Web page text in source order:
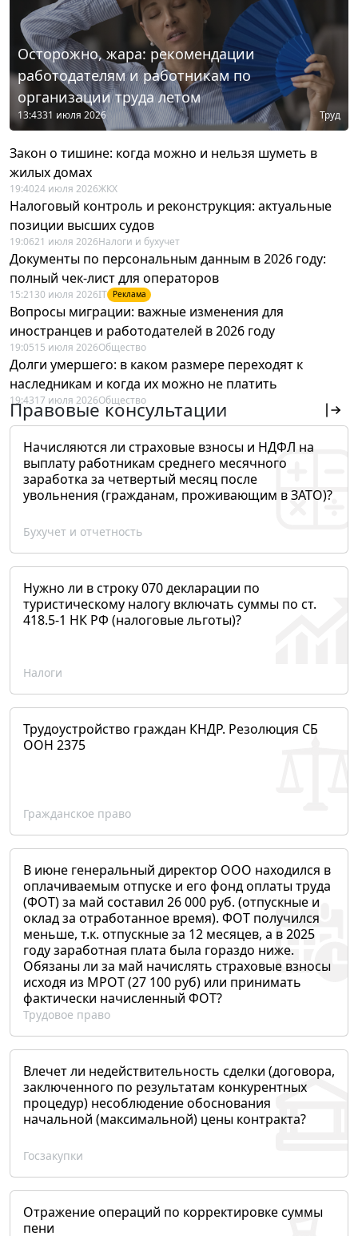
Осторожно, жара: рекомендации
работодателям и работникам по
организации труда летом
13:4331 июля 2026 Труд
Закон о тишине: когда можно и нельзя шуметь в
жилых домах
19:4024 июля 2026ЖКХ
Налоговый контроль и реконструкция: актуальные
позиции высших судов
19:0621 июля 2026Налоги и бухучет
Документы по персональным данным в 2026 году:
полный чек-лист для операторов
15:21 30 июля 2026IT Реклама
Вопросы миграции: важные изменения для
иностранцев и работодателей в 2026 году
19:0515 июля 2026Общество
Долги умершего: в каком размере переходят к
наследникам и когда их можно не платить
19:4317 июля 2026Общество
Правовые консультации
Начисляются ли страховые взносы и НДФЛ на
выплату работникам среднего месячного
заработка за четвертый месяц после
увольнения (гражданам, проживающим в ЗАТО)?
Бухучет и отчетность
Нужно ли в строку 070 декларации по
туристическому налогу включать суммы по ст.
418.5-1 НК РФ (налоговые льготы)?
Налоги
Трудоустройство граждан КНДР. Резолюция СБ
ООН 2375
Гражданское право
В июне генеральный директор ООО находился в
оплачиваемым отпуске и его фонд оплаты труда
(ФОТ) за май составил 26 000 руб. (отпускные и
оклад за отработанное время). ФОТ получился
меньше, т.к. отпускные за 12 месяцев, а в 2025
году заработная плата была гораздо ниже.
Обязаны ли за май начислять страховые взносы
исходя из МРОТ (27 100 руб) или принимать
фактически начисленный ФОТ?
Трудовое право
Влечет ли недействительность сделки (договора,
заключенного по результатам конкурентных
процедур) несоблюдение обоснования
начальной (максимальной) цены контракта?
Госзакупки
Отражение операций по корректировке суммы
пени